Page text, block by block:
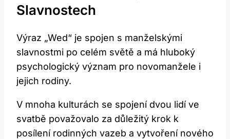
Slavnostech
Výraz „Wed“ je spojen s manželskými
slavnostmi po celém světě a má hluboký
psychologický význam pro novomanžele i
jejich rodiny.
V mnoha kulturách se spojení dvou lidí ve
svatbě považovalo za důležitý krok k
posílení rodinných vazeb a vytvoření nového